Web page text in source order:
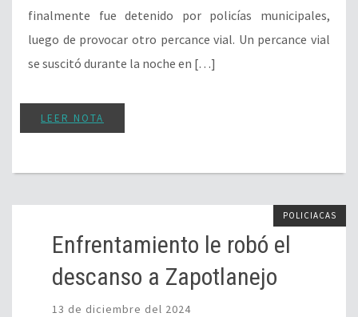
finalmente fue detenido por policías municipales,
luego de provocar otro percance vial. Un percance vial
se suscitó durante la noche en […]
LEER NOTA
POLICIACAS
Enfrentamiento le robó el
descanso a Zapotlanejo
13 de diciembre del 2024